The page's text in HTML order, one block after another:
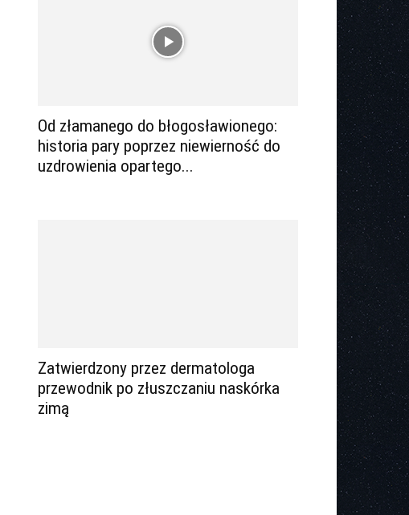
Od złamanego do błogosławionego:
historia pary poprzez niewierność do
uzdrowienia opartego...
Zatwierdzony przez dermatologa
przewodnik po złuszczaniu naskórka
zimą